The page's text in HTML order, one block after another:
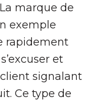
marque de
exemple
rapidement
et
signalant
Ce type de